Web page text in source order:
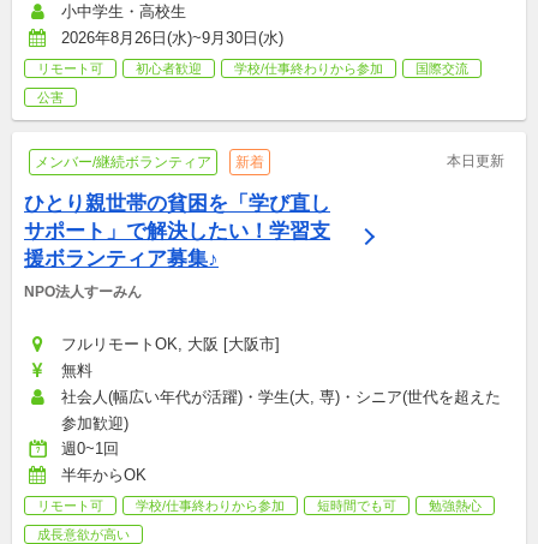
小中学生・高校生
2026年8月26日(水)~9月30日(水)
リモート可 初心者歓迎 学校/仕事終わりから参加
国際交流
公害
メンバー/継続ボランティア 新着 本日更新
ひとり親世帯の貧困を「学び直し
サポート」で解決したい！学習支
援ボランティア募集♪
NPO法人すーみん
フルリモートOK, 大阪 [大阪市]
無料
社会人(幅広い年代が活躍)・学生(大, 専)・シニア(世代を超えた
参加歓迎)
週0~1回
半年からOK
リモート可 学校/仕事終わりから参加 短時間でも可
勉強熱心
成長意欲が高い